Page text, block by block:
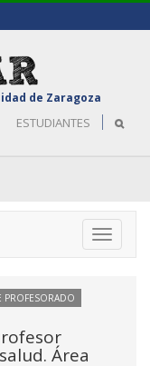
de Zaragoza
ESTUDIANTES
Toggle
PROFESORADO
Área